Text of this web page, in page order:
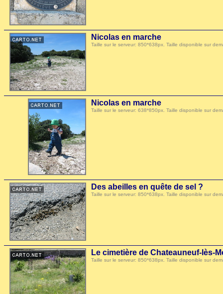
Nicolas en marche
Taille sur le serveur: 850*638px. Taille disponible sur
Nicolas en marche
Taille sur le serveur: 638*850px. Taille disponible sur
Des abeilles en quête de sel ?
Taille sur le serveur: 850*638px. Taille disponible sur
Le cimetière de Chateauneuf-lès-
Taille sur le serveur: 850*638px. Taille disponible sur